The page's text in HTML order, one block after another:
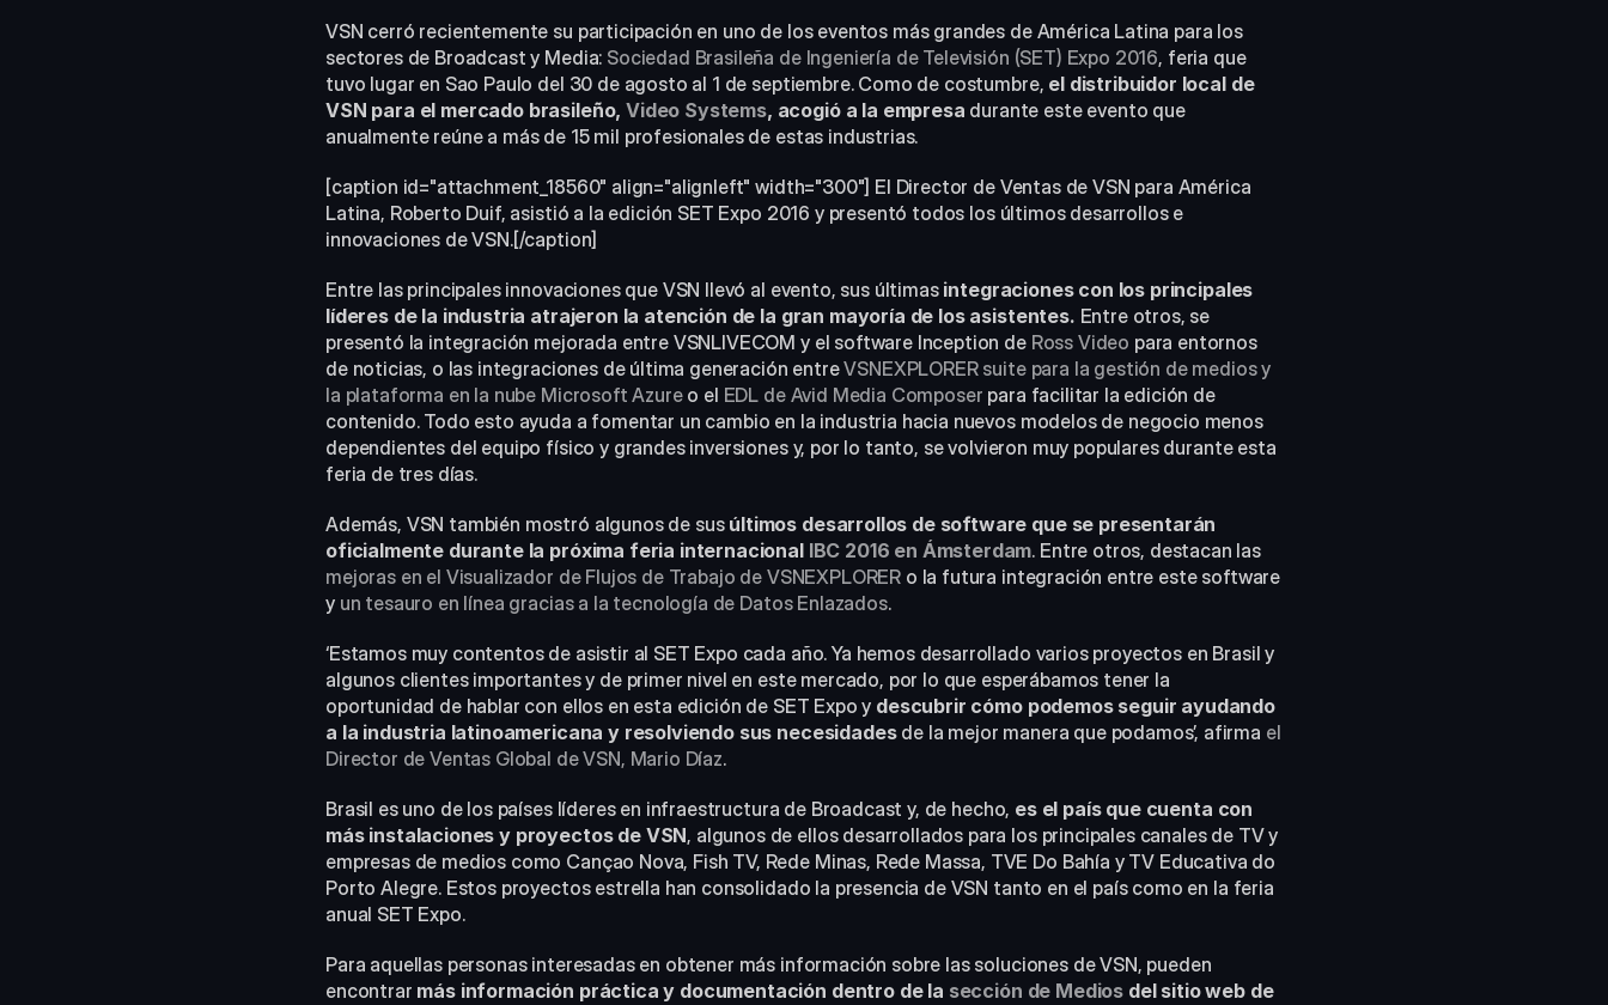
VSN cerró recientemente su participación en uno de los eventos más grandes de América Latina para los
sectores de Broadcast y Media: Sociedad Brasileña de Ingeniería de Televisión (SET) Expo 2016, feria que
tuvo lugar en Sao Paulo del 30 de agosto al 1 de septiembre. Como de costumbre, el distribuidor local de
VSN para el mercado brasileño, Video Systems, acogió a la empresa durante este evento que
anualmente reúne a más de 15 mil profesionales de estas industrias.
[caption id="attachment_18560" align="alignleft" width="300"] El Director de Ventas de VSN para América
Latina, Roberto Duif, asistió a la edición SET Expo 2016 y presentó todos los últimos desarrollos e
innovaciones de VSN.[/caption]
Entre las principales innovaciones que VSN llevó al evento, sus últimas integraciones con los principales
líderes de la industria atrajeron la atención de la gran mayoría de los asistentes. Entre otros, se
presentó la integración mejorada entre VSNLIVECOM y el software Inception de Ross Video para entornos
de noticias, o las integraciones de última generación entre VSNEXPLORER suite para la gestión de medios y
la plataforma en la nube Microsoft Azure o el EDL de Avid Media Composer para facilitar la edición de
contenido. Todo esto ayuda a fomentar un cambio en la industria hacia nuevos modelos de negocio menos
dependientes del equipo físico y grandes inversiones y, por lo tanto, se volvieron muy populares durante esta
feria de tres días.
Además, VSN también mostró algunos de sus últimos desarrollos de software que se presentarán
oficialmente durante la próxima feria internacional IBC 2016 en Ámsterdam
mejoras en el Visualizador de Flujos de Trabajo de VSNEXPLORER o la futura integración entre este software
y un tesauro en línea gracias a la tecnología de Datos Enlazados.
‘Estamos muy contentos de asistir al SET Expo cada año. Ya hemos desarrollado varios proyectos en Brasil y
algunos clientes importantes y de primer nivel en este mercado, por lo que esperábamos tener la
oportunidad de hablar con ellos en esta edición de SET Expo y descubrir cómo podemos seguir ayudando
a la industria latinoamericana y resolviendo sus necesidades de la mejor manera que podamos’, afirma el
Director de Ventas Global de VSN, Mario Díaz.
Brasil es uno de los países líderes en infraestructura de Broadcast y, de hecho, es el país que cuenta con
más instalaciones y proyectos de VSN, algunos de ellos desarrollados para los principales canales de TV y
empresas de medios como Cançao Nova, Fish TV, Rede Minas, Rede Massa, TVE Do Bahía y TV Educativa do
Porto Alegre. Estos proyectos estrella han consolidado la presencia de VSN tanto en el país como en la feria
anual SET Expo.
Para aquellas personas interesadas en obtener más información sobre las soluciones de VSN, pueden
encontrar más información práctica y documentación dentro de la sección de Medios del sitio web de